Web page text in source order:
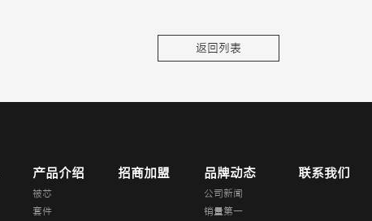
返回列表
产品介绍
被芯
套件
招商加盟 品牌动态
公司新闻
销量第一
联系我们